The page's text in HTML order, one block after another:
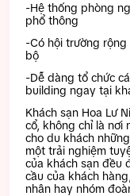
-Hệ thống phòng
phổ thông
-Có hội trường
bộ
-Dễ dàng tổ chức
building ngay tại
Khách sạn Hoa Lư
cổ, không chỉ là nơi
cho du khách
một trải nghiệm
của khách sạn đều
cầu của khách
nhân hay nhóm